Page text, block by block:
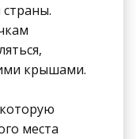
крышами.
места